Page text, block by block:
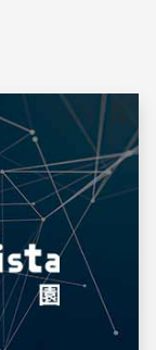
象」故事。 活
儲存